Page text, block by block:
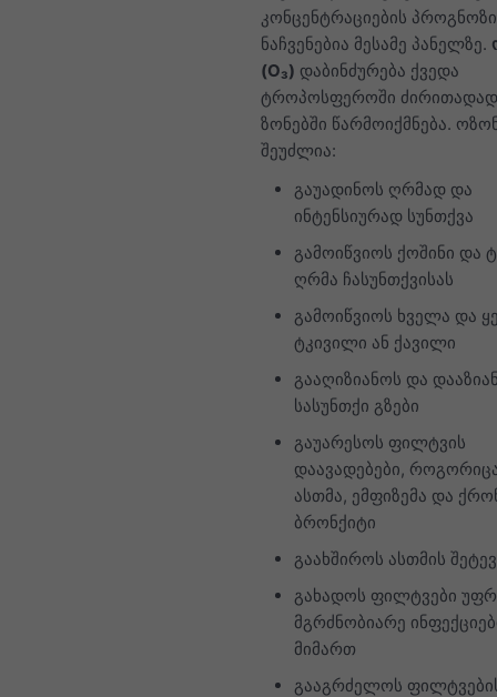
კონცენტრაციების პროგნოზი
ნაჩვენებია მესამე პანელზე.
(O₃) დაბინძურება ქვედა
ტროპოსფეროში
ზონებში წარმოიქმნება.
შეუძლია:
გაუადინოს ღრმად და
ინტენსიურად სუნთქვა
გამოიწვიოს ქოშინი და
ღრმა ჩასუნთქვისას
გამოიწვიოს ხველა და
ტკივილი ან ქავილი
გააღიზიანოს და
სასუნთქი გზები
გაუარესოს ფილტვის
დაავადებები,
ასთმა, ემფიზემა და
ბრონქიტი
გაახშიროს ასთმის
გახადოს ფილტვები
მგრძნობიარე
მიმართ
გააგრძელოს